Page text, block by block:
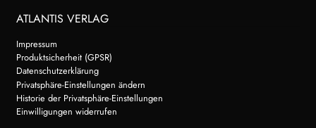
ATLANTIS VERLAG
Impressum
Produktsicherheit (GPSR)
Datenschutzerklärung
Privatsphäre-Einstellungen ändern
Historie der Privatsphäre-Einstellungen
Einwilligungen widerrufen